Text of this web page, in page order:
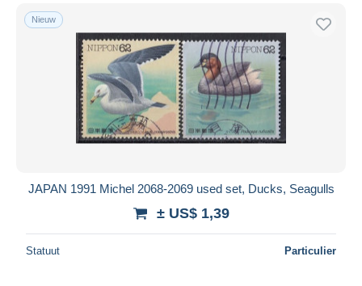
Nieuw
JAPAN 1991 Michel 2068-2069 used set, Ducks, Seagulls
± US$ 1,39
Statuut Particulier